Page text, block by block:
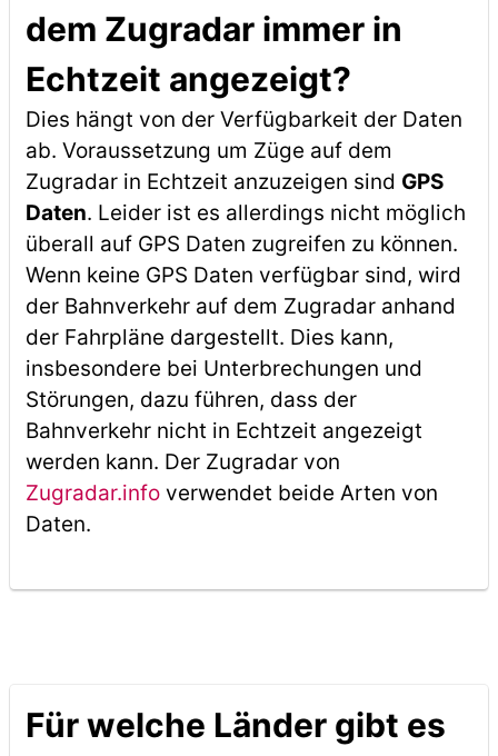
dem Zugradar immer in
Echtzeit angezeigt?
Dies hängt von der Verfügbarkeit der Daten
ab. Voraussetzung um Züge auf dem
Zugradar in Echtzeit anzuzeigen sind GPS
Daten. Leider ist es allerdings nicht möglich
überall auf GPS Daten zugreifen zu können.
Wenn keine GPS Daten verfügbar sind, wird
der Bahnverkehr auf dem Zugradar anhand
der Fahrpläne dargestellt. Dies kann,
insbesondere bei Unterbrechungen und
Störungen, dazu führen, dass der
Bahnverkehr nicht in Echtzeit angezeigt
werden kann. Der Zugradar von
Zugradar.infoverwendet beide Arten von
Daten.
Für welche Länder gibt es